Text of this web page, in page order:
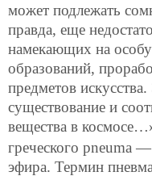
может подлежать
правда, еще
намекающих на
образований,
предметов искусства.
существование и
вещества в
греческого pneuma
эфира. Термин